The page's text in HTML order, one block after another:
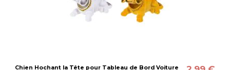
Chien Hochant la Tête pour Tableau de Bord Voiture